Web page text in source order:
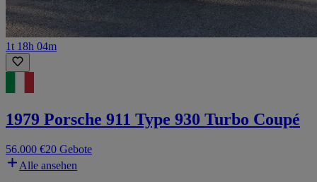
1t 18h 04m
1979 Porsche 911 Type 930 Turbo Coupé
56.000 €20 Gebote
Alle ansehen